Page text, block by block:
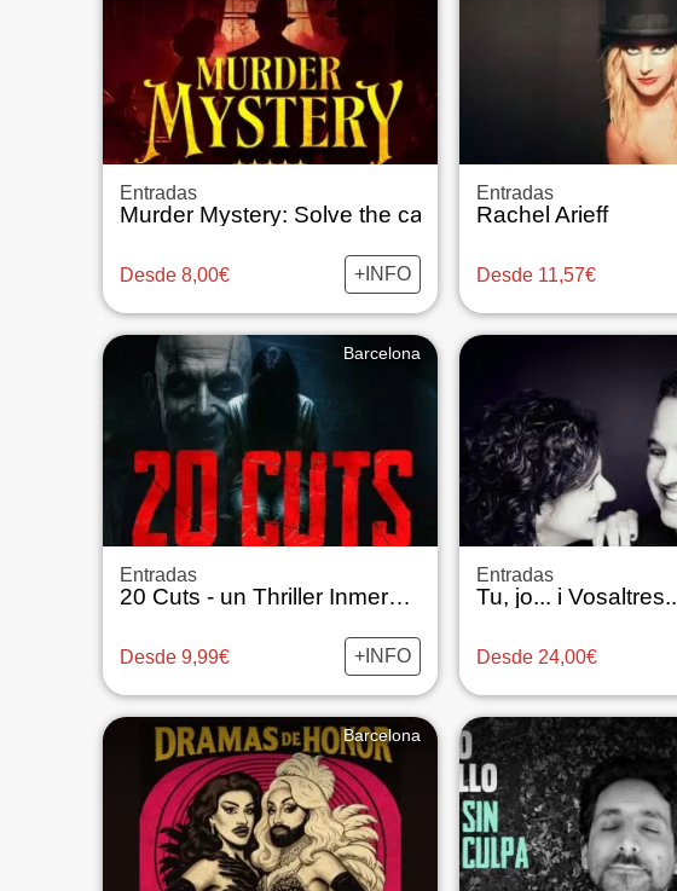
Entradas
Murder Mystery: Solve the case!
Desde 8,00€ +INFO
Entradas
Rachel Arieff
Desde 11,57€
Barcelona
Entradas
20 Cuts - un Thriller Inmersivo en el Mundo Real
Desde 9,99€ +INFO
Entradas
Desde 24,00€
Barcelona